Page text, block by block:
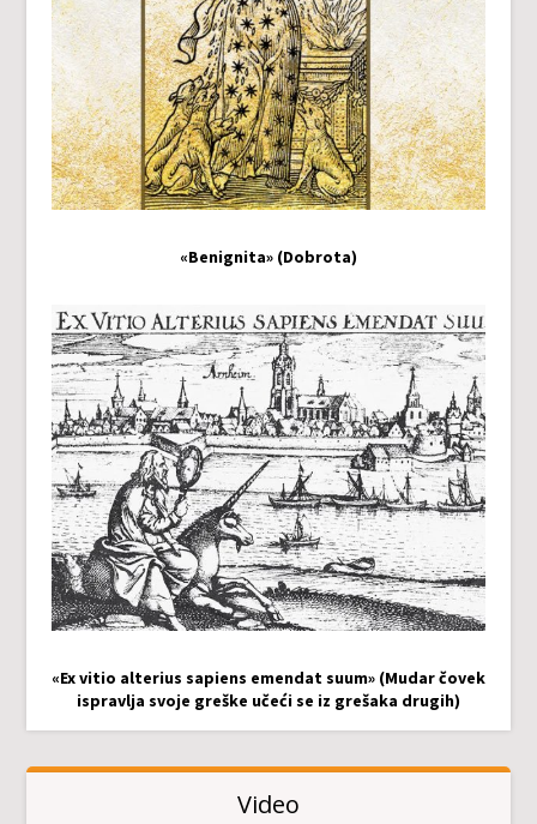
«Benignita» (Dobrota)
«Ex vitio alterius sapiens emendat suum» (Mudar čovek
ispravlja svoje greške učeći se iz grešaka drugih)
Video